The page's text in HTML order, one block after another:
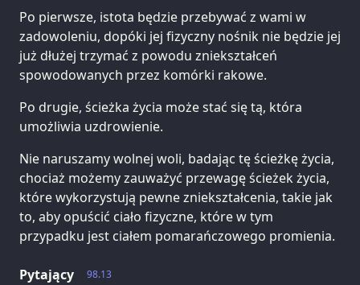
Po pierwsze, istota będzie przebywać z wami w
zadowoleniu, dopóki jej fizyczny nośnik nie będzie jej
już dłużej trzymać z powodu zniekształceń
spowodowanych przez komórki rakowe.
Po drugie, ścieżka życia może stać się tą, która
umożliwia uzdrowienie.
Nie naruszamy wolnej woli, badając tę ścieżkę życia,
chociaż możemy zauważyć przewagę ścieżek życia,
które wykorzystują pewne zniekształcenia, takie jak
to, aby opuścić ciało fizyczne, które w tym
przypadku jest ciałem pomarańczowego promienia.
98.13
Pytający